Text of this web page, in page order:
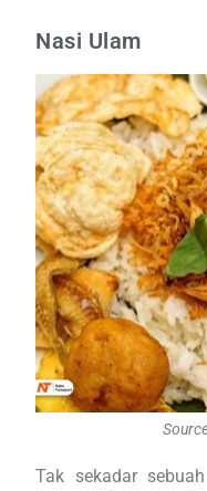
Nasi Ulam
Tak sekadar